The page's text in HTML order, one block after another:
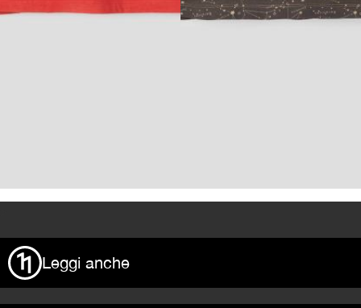
Leggi anche